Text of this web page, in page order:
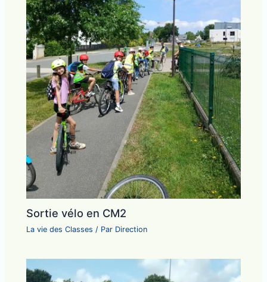
Sortie vélo en CM2
La vie des Classes / Par Direction